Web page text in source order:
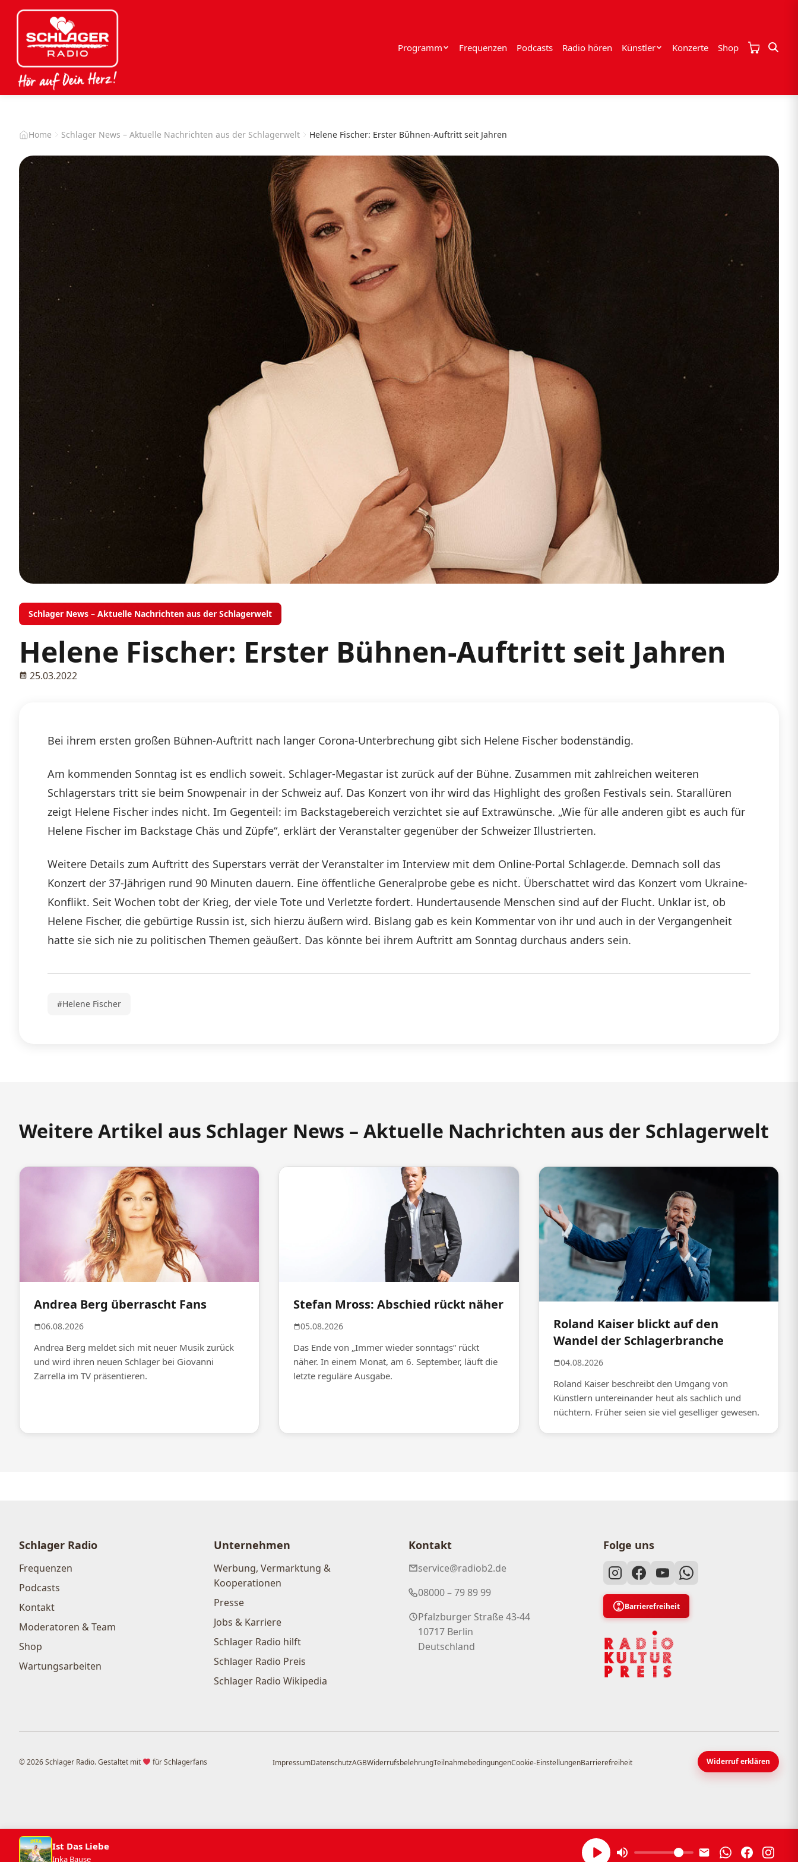
Programm Frequenzen Podcasts Radio hören Künstler Konzerte Shop
Home Schlager News – Aktuelle Nachrichten aus der Schlagerwelt Helene Fischer: Erster Bühnen-Auftritt seit Jahren
Schlager News – Aktuelle Nachrichten aus der Schlagerwelt
Helene Fischer: Erster Bühnen-Auftritt seit Jahren
25.03.2022
Bei ihrem ersten großen Bühnen-Auftritt nach langer Corona-Unterbrechung gibt sich Helene Fischer bodenständig.
Am kommenden Sonntag ist es endlich soweit. Schlager-Megastar ist zurück auf der Bühne. Zusammen mit zahlreichen weiteren
Schlagerstars tritt sie beim Snowpenair in der Schweiz auf. Das Konzert von ihr wird das Highlight des großen Festivals sein. Starallüren
zeigt Helene Fischer indes nicht. Im Gegenteil: im Backstagebereich verzichtet sie auf Extrawünsche. „Wie für alle anderen gibt es auch für
Helene Fischer im Backstage Chäs und Züpfe“, erklärt der Veranstalter gegenüber der Schweizer Illustrierten.
Weitere Details zum Auftritt des Superstars verrät der Veranstalter im Interview mit dem Online-Portal Schlager.de. Demnach soll das
Konzert der 37-Jährigen rund 90 Minuten dauern. Eine öffentliche Generalprobe gebe es nicht. Überschattet wird das Konzert vom Ukraine-
Konflikt. Seit Wochen tobt der Krieg, der viele Tote und Verletzte fordert. Hundertausende Menschen sind auf der Flucht. Unklar ist, ob
Helene Fischer, die gebürtige Russin ist, sich hierzu äußern wird. Bislang gab es kein Kommentar von ihr und auch in der Vergangenheit
hatte sie sich nie zu politischen Themen geäußert. Das könnte bei ihrem Auftritt am Sonntag durchaus anders sein.
#Helene Fischer
Weitere Artikel aus Schlager News – Aktuelle Nachrichten aus der Schlagerwelt
Andrea Berg überrascht Fans
06.08.2026
Andrea Berg meldet sich mit neuer Musik zurück
und wird ihren neuen Schlager bei Giovanni
Zarrella im TV präsentieren.
Stefan Mross: Abschied rückt näher
05.08.2026
Das Ende von „Immer wieder sonntags“ rückt
näher. In einem Monat, am 6. September, läuft die
letzte reguläre Ausgabe.
Roland Kaiser blickt auf den
Wandel der Schlagerbranche
04.08.2026
Roland Kaiser beschreibt den Umgang von
Künstlern untereinander heut als sachlich und
nüchtern. Früher seien sie viel geselliger gewesen.
Schlager Radio
Frequenzen
Podcasts
Kontakt
Moderatoren & Team
Shop
Wartungsarbeiten
Unternehmen
Werbung, Vermarktung &
Kooperationen
Presse
Jobs & Karriere
Schlager Radio hilft
Schlager Radio Preis
Schlager Radio Wikipedia
Kontakt
service@radiob2.de
08000 – 79 89 99
Pfalzburger Straße 43-44
10717 Berlin
Deutschland
Folge uns
Barrierefreiheit
© 2026 Schlager Radio. Gestaltet mit für Schlagerfans ImpressumDatenschutzAGBWiderrufsbelehrungTeilnahmebedingungenCookie-EinstellungenBarrierefreiheit Widerruf erklären
Ist Das Liebe
Inka Bause